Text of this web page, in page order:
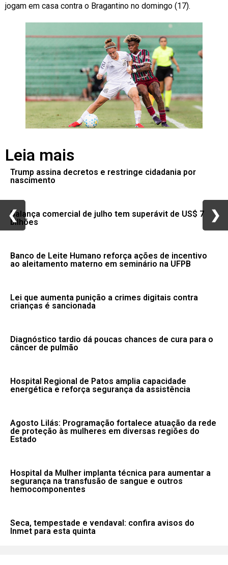
jogam em casa contra o Bragantino no domingo (17).
Leia mais
Trump assina decretos e restringe cidadania por
nascimento
Balança comercial de julho tem superávit de US$ 7
bilhões
Banco de Leite Humano reforça ações de incentivo
ao aleitamento materno em seminário na UFPB
Lei que aumenta punição a crimes digitais contra
crianças é sancionada
Diagnóstico tardio dá poucas chances de cura para o
câncer de pulmão
Hospital Regional de Patos amplia capacidade
energética e reforça segurança da assistência
Agosto Lilás: Programação fortalece atuação da rede
de proteção às mulheres em diversas regiões do
Estado
Hospital da Mulher implanta técnica para aumentar a
segurança na transfusão de sangue e outros
hemocomponentes
Seca, tempestade e vendaval: confira avisos do
Inmet para esta quinta
❮ ❯
❮ ❯